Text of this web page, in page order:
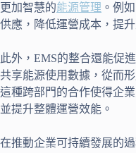
更加智慧的能源管理 。例
供應，降低運營成本，提
此外，EMS的整合還能促
共享能源使用數據，從而
這種跨部門的合作使得企
並提升整體運營效能。
在推動企業可持續發展的